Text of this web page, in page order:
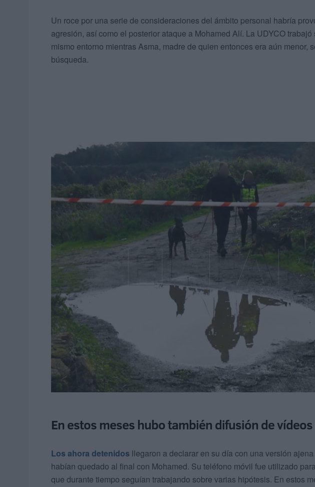
Un roce por una serie de consideraciones del ámbito personal habría
agresión, así como el posterior ataque a Mohamed Alí. La UDYCO
mismo entorno mientras Asma, madre de quien entonces era aún menor,
búsqueda.
En estos meses hubo también difusión de
Los ahora detenidos llegaron a declarar en su día con una versión
habían quedado al final con Mohamed. Su teléfono móvil fue utilizado
que durante tiempo seguían trabajando sobre varias hipótesis. En estos